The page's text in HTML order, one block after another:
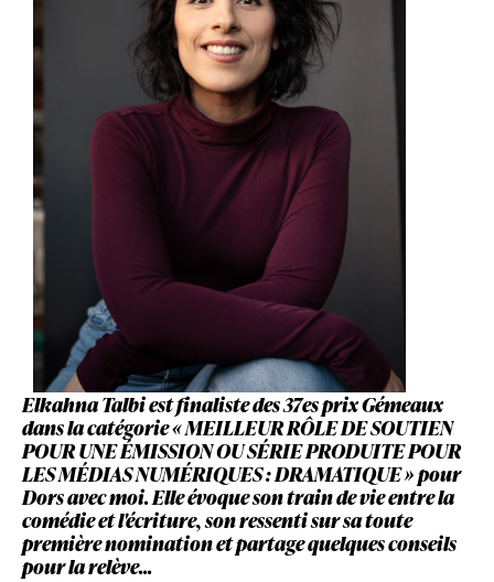
Elkahna Talbi est finaliste des 37es prix Gémeaux
dans la catégorie « MEILLEUR RÔLE DE SOUTIEN
POUR UNE ÉMISSION OU SÉRIE PRODUITE POUR
LES MÉDIAS NUMÉRIQUES : DRAMATIQUE » pour
Dors avec moi. Elle évoque son train de vie entre la
comédie et l'écriture, son ressenti sur sa toute
première nomination et partage quelques conseils
pour la relève...